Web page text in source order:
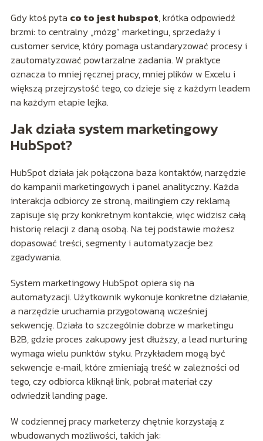
Gdy ktoś pyta co to jest hubspot, krótka odpowiedź
brzmi: to centralny „mózg” marketingu, sprzedaży i
customer service, który pomaga ustandaryzować procesy i
zautomatyzować powtarzalne zadania. W praktyce
oznacza to mniej ręcznej pracy, mniej plików w Excelu i
większą przejrzystość tego, co dzieje się z każdym leadem
na każdym etapie lejka.
Jak działa system marketingowy
HubSpot?
HubSpot działa jak połączona baza kontaktów, narzędzie
do kampanii marketingowych i panel analityczny. Każda
interakcja odbiorcy ze stroną, mailingiem czy reklamą
zapisuje się przy konkretnym kontakcie, więc widzisz całą
historię relacji z daną osobą. Na tej podstawie możesz
dopasować treści, segmenty i automatyzacje bez
zgadywania.
System marketingowy HubSpot opiera się na
automatyzacji. Użytkownik wykonuje konkretne działanie,
a narzędzie uruchamia przygotowaną wcześniej
sekwencję. Działa to szczególnie dobrze w marketingu
B2B, gdzie proces zakupowy jest dłuższy, a lead nurturing
wymaga wielu punktów styku. Przykładem mogą być
sekwencje e‑mail, które zmieniają treść w zależności od
tego, czy odbiorca kliknął link, pobrał materiał czy
odwiedził landing page.
W codziennej pracy marketerzy chętnie korzystają z
wbudowanych możliwości, takich jak: